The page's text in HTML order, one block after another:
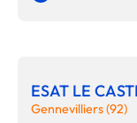
ESAT LE
Gennevilliers (92)